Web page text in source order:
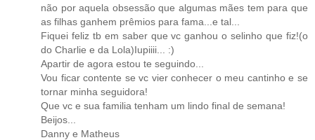
não por aquela obsessão que algumas mães tem para que
as filhas ganhem prêmios para fama...e tal...
Fiquei feliz tb em saber que vc ganhou o selinho que fiz!(o
do Charlie e da Lola)Iupiiii... :)
Apartir de agora estou te seguindo...
Vou ficar contente se vc vier conhecer o meu cantinho e se
tornar minha seguidora!
Que vc e sua familia tenham um lindo final de semana!
Beijos...
Danny e Matheus